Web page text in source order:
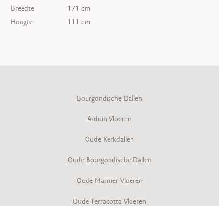
Breedte
171 cm
Hoogte
111 cm
Bourgondische Dallen
Arduin Vloeren
Oude Kerkdallen
Oude Bourgondische Dallen
Oude Marmer Vloeren
Oude Terracotta Vloeren